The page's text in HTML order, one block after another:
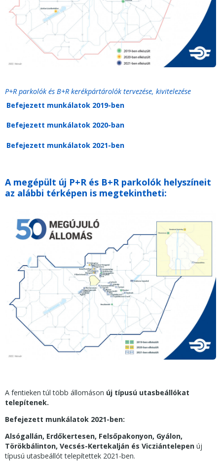
P+R parkolók és B+R kerékpártárolók tervezése, kivitelezése
Befejezett munkálatok 2019-ben
Befejezett munkálatok 2020-ban
Befejezett munkálatok 2021-ben
A megépült új P+R és B+R parkolók helyszíneit
az alábbi térképen is megtekintheti:
A fentieken túl több állomáson új típusú utasbeállókat
telepítenek.
Befejezett munkálatok 2021-ben:
Alsógallán, Erdőkertesen, Felsőpakonyon, Gyálon,
Törökbálinton, Vecsés-Kertekalján és Vicziántelepen új
típusú utasbeállót telepítettek 2021-ben.